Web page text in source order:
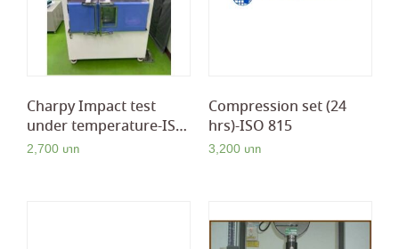
Charpy Impact test
under temperature-ISO
179
2,700
Compression set (24
hrs)-ISO 815
3,200